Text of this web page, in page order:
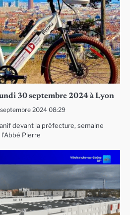
30 septembre 2024 à Lyon
2024 08:29
devant la préfecture, semaine
Pierre